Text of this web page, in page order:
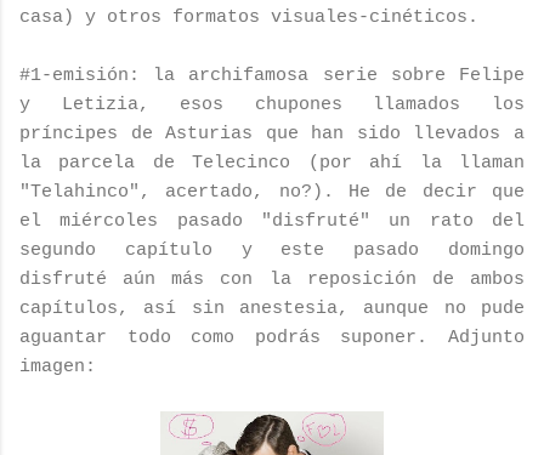
casa) y otros formatos visuales-cinéticos.
#1-emisión: la archifamosa serie sobre Felipe
y Letizia, esos chupones llamados los
príncipes de Asturias que han sido llevados a
la parcela deTelecinco (por ahí la llaman
"Telahinco", acertado, no?). He de decir que
el miércoles pasado "disfruté" un rato del
segundo capítulo y este pasado domingo
disfruté aún más con la reposición de ambos
capítulos, así sin anestesia, aunque no pude
aguantar todo como podrás suponer. Adjunto
imagen: